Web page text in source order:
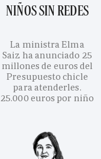
NIÑOS SIN REDES
La ministra Elma
Saiz ha anunciado 25
millones de euros del
Presupuesto chicle
para atenderles.
25.000 euros por niño